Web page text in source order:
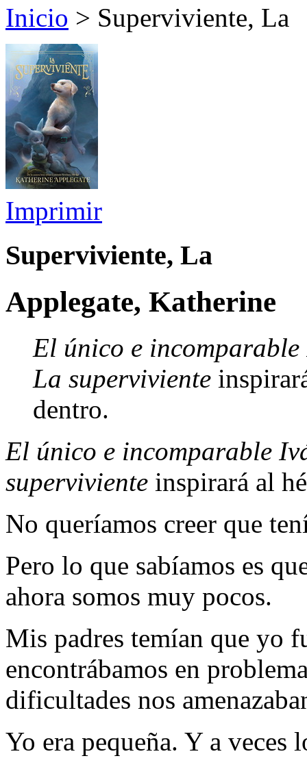
Inicio > Superviviente, La
Imprimir
Superviviente, La
Applegate, Katherine
El único e incomparable
La superviviente
dentro.
El único e incomparable
superviviente inspirará al
No queríamos creer que
Pero lo que sabíamos es
ahora somos muy pocos.
Mis padres temían que yo
encontrábamos en
dificultades nos
Yo era pequeña. Y a veces